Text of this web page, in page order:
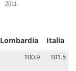
2011
Lombardia Italia
100.9 101.5